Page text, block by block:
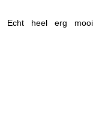
Echt heel erg mooi